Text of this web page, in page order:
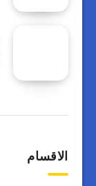
الاقسام